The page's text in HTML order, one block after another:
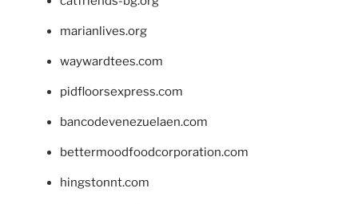
marianlives.org
waywardtees.com
pidfloorsexpress.com
bancodevenezuelaen.com
bettermoodfoodcorporation.com
hingstonnt.com